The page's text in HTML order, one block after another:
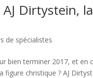
Dirtystein,
de spécialistes
bien terminer 2017, et
christique ? AJ